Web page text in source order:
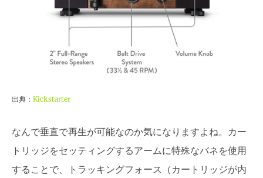
出典： Kickstarter
なんで垂直で再生が可能なのか気になりますよね。カー
トリッジをセッティングするアームに特殊なバネを使用
することで、トラッキングフォース（カートリッジが内